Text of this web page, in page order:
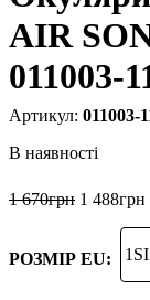
AIR
011003-
011003-
В наявності
1 670грн 1 488грн
РОЗМІР EU: